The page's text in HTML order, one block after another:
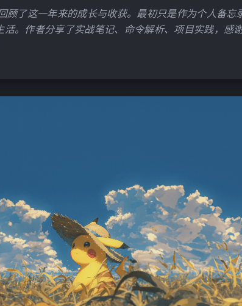
顾了这一年来的成长与收获。最初只是作为个人备忘
活。作者分享了实战笔记、命令解析、项目实践，感